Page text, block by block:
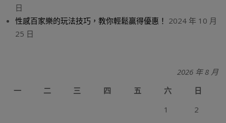
日
性感百家樂的玩法技巧，教你輕鬆贏得優惠！ 2024 年 10 月
25 日
2026 年 8 月
一
二 三 四 五 六
日
1
2